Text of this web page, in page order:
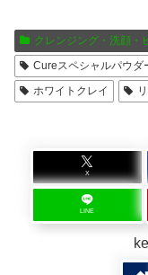
クレンジング・洗顔・
Cureスペシャルパウダ
ホワイトクレイ
X
LINE